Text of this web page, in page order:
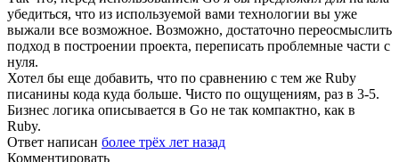
убедиться, что из используемой вами технологии вы уже
выжали все возможное. Возможно, достаточно переосмыслить
подход в построении проекта, переписать проблемные части с
нуля.
Хотел бы еще добавить, что по сравнению с тем же Ruby
писанины кода куда больше. Чисто по ощущениям, раз в 3-5.
Бизнес логика описывается в Go не так компактно, как в
Ruby.
Ответ написан более трёх лет назад
Комментировать